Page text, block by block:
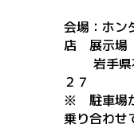
会場：ホン
店 展示場
岩手
２７
※ 駐車場
乗り合わせ